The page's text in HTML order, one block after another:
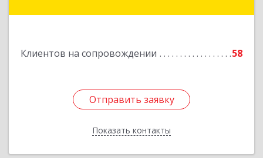
Клиентов на сопровождении 58
Отправить заявку
Показать контакты
Отправить заявку
Назад